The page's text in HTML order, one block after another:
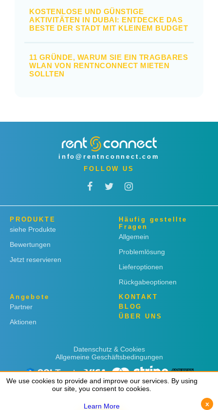
KOSTENLOSE UND GÜNSTIGE
AKTIVITÄTEN IN DUBAI: ENTDECKE DAS
BESTE DER STADT MIT KLEINEM BUDGET
11 GRÜNDE, WARUM SIE EIN TRAGBARES
WLAN VON RENTNCONNECT MIETEN
SOLLTEN
info@rentnconnect.com
FOLLOW US
PRODUKTE
siehe Produkte
Bewertungen
Jetzt reservieren
Häufig gestellte
Fragen
Allgemein
Problemlösung
Lieferoptionen
Rückgabeoptionen
Angebote
Partner
Aktionen
KONTAKT
BLOG
ÜBER UNS
Datenschutz & Cookies
Allgemeine Geschäftsbedingungen
We use cookies to provide and improve our services. By using
our site, you consent to cookies.
Learn More x
We use cookies to provide and improve our services. By using
our site, you consent to cookies.
Learn More x